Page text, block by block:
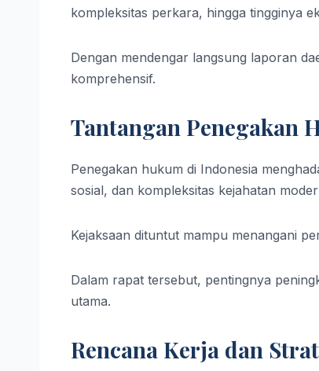
kompleksitas perkara, hingga tingginya
Dengan mendengar langsung laporan
komprehensif.
Tantangan Penegakan
Penegakan hukum di Indonesia
sosial, dan kompleksitas kejahatan
Kejaksaan dituntut mampu menangani
Dalam rapat tersebut, pentingnya
utama.
Rencana Kerja dan